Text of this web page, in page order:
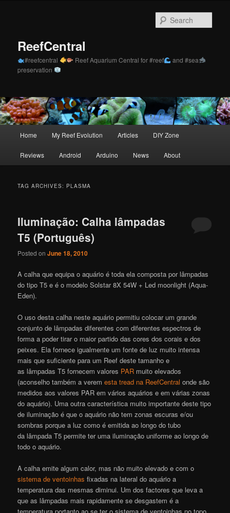
ReefCentral
#reefcentral Reef Aquarium Central for #reef
and #sea
preservation
Home My Reef Evolution Articles DIY Zone
Reviews Android Arduino News About
TAG ARCHIVES: PLASMA
Iluminação: Calha lâmpadas
T5 (Português)
Posted onJune 18, 2010
A calha que equipa o aquário é toda ela composta por lâmpadas
do tipo T5 e é o modelo Solstar 8X 54W + Led moonlight (Aqua-
Eden).
O uso desta calha neste aquário permitiu colocar um grande
conjunto de lâmpadas diferentes com diferentes espectros de
forma a poder tirar o maior partido das cores dos corais e dos
peixes. Ela fornece igualmente um fonte de luz muito intensa
mais que suficiente para um Reef deste tamanho e
as lâmpadas T5 fornecem valores PAR muito elevados
(aconselho também a veremesta tread na ReefCentral onde são
medidos aos valores PAR em vários aquários e em várias zonas
do aquário). Uma outra característica muito importante deste tipo
de iluminação é que o aquário não tem zonas escuras e/ou
sombras porque a luz como é emitida ao longo do tubo
da lâmpada T5 permite ter uma iluminação uniforme ao longo de
todo o aquário.
A calha emite algum calor, mas não muito elevado e com o
sistema de ventoinhas fixadas na lateral do aquário a
temperatura das mesmas diminui. Um dos factores que leva a
que as lâmpadas mais rapidamente se desgastem é a